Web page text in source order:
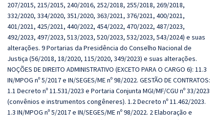
207/2015, 215/2015, 240/2016, 252/2018, 255/2018, 269/2018,
332/2020, 334/2020, 351/2020, 363/2021, 376/2021, 400/2021,
401/2021, 425/2021, 440/2022, 454/2022, 470/2022, 487/2023,
492/2023, 497/2023, 513/2023, 520/2023, 532/2023, 543/2024) e suas
alterações. 9 Portarias da Presidência do Conselho Nacional de
Justiça (56/2018, 18/2020, 115/2020, 349/2023) e suas alterações.
NOÇÕES DE DIREITO ADMINISTRATIVO (EXCETO PARA O CARGO 6): 11.3
IN/MPOG nº 5/2017 e IN/SEGES/ME nº 98/2022. GESTÃO DE CONTRATOS:
1.1 Decreto nº 11.531/2023 e Portaria Conjunta MGI/MF/CGU nº 33/2023
(convênios e instrumentos congêneres). 1.2 Decreto nº 11.462/2023.
1.3 IN/MPOG nº 5/2017 e IN/SEGES/ME nº 98/2022. 2 Elaboração e